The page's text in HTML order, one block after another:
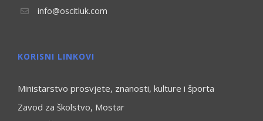
info@oscitluk.com
KORISNI LINKOVI
Ministarstvo prosvjete, znanosti, kulture i športa
Zavod za školstvo, Mostar